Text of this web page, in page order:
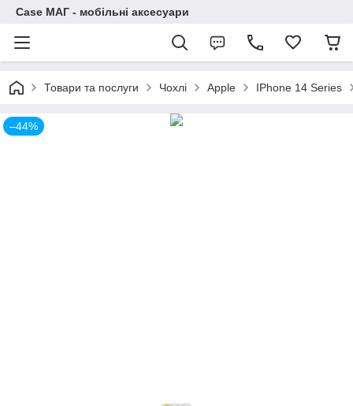
Case МАГ - мобільні аксесуари
Товари та послуги Чохлі Apple IPhone 14 Series
–44%